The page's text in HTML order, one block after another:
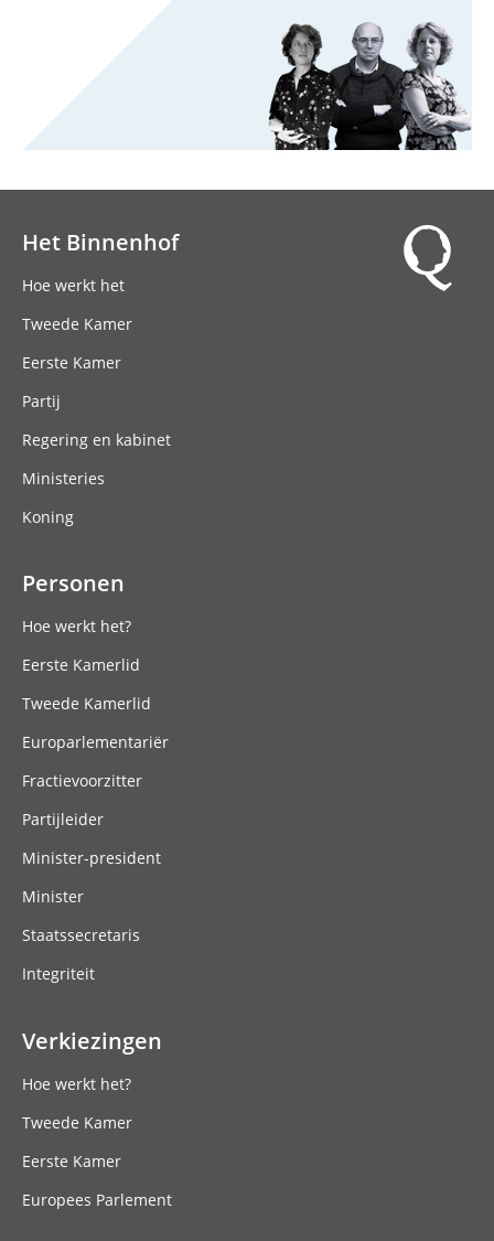
Het Binnenhof
Hoe werkt het
Tweede Kamer
Eerste Kamer
Partij
Regering en kabinet
Ministeries
Koning
Personen
Hoe werkt het?
Eerste Kamerlid
Tweede Kamerlid
Europarlementariër
Fractievoorzitter
Partijleider
Minister-president
Minister
Staatssecretaris
Integriteit
Verkiezingen
Hoe werkt het?
Tweede Kamer
Eerste Kamer
Europees Parlement